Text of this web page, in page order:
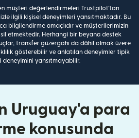
müşteri değerlendirmeleri Trustpilot'tan
ilgili kişisel deneyimleri yansıtmaktadır. Bu
bilgilendirme amaçlıdır ve müşterilerimizin
etmektedir. Herhangi bir beyana destek
transfer güzergahı da dâhil olmak üzere
gösterebilir ve anlatılan deneyimler tipik
deneyimini yansıtmayabilir.
Uruguay'a para
konusunda